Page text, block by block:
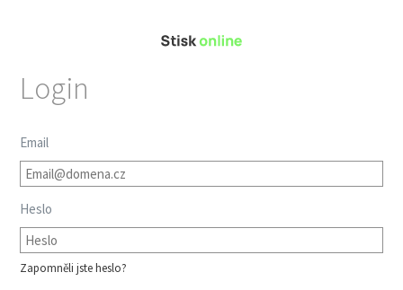
Login
Email
Heslo
Zapomněli jste heslo?